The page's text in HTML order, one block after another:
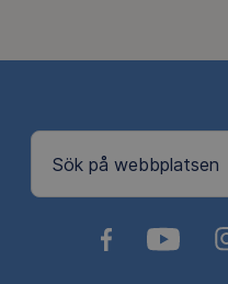
Sök på webbplatsen